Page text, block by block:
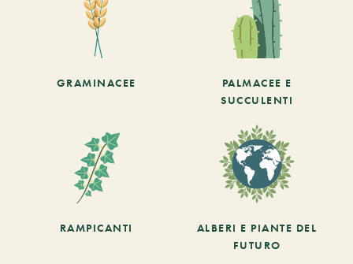
GRAMINACEE
PALMACEE E
SUCCULENTI
RAMPICANTI
ALBERI E PIANTE DEL
FUTURO